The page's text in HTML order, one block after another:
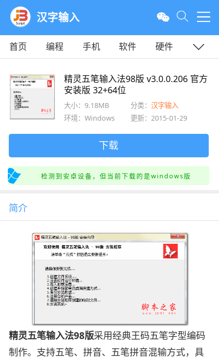
汉字输入
首页 编程 手机 软件
硬件
精灵五笔输入法98版 v3.0.0.206 官方
安装版 32+64位
大小：9.18MB 分类：汉字输入
环境：Windows
更新：2015-01-29
下载
检测到安卓设备，但当前下载的是windows版
简介
精灵五笔输入法98版采用经典王码五笔字型编码
制作。支持五笔、拼音、五笔拼音混输方式，具